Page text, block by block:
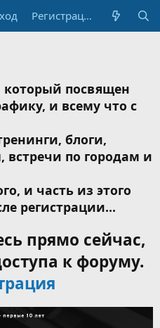
Регистрация
посвящен
и всему что с
блоги,
встречи по городам и
и часть из этого
регистрации...
прямо сейчас,
к форуму.